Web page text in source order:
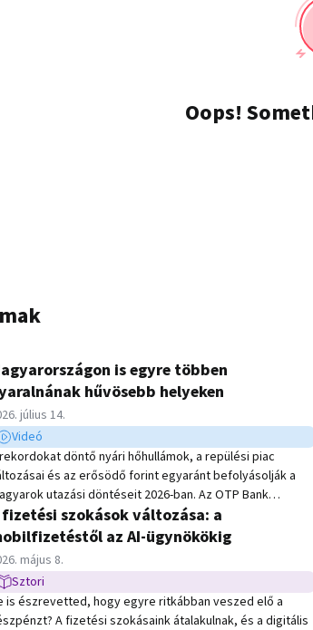
is egyre többen
hűvösebb helyeken
július 14.
Videótípusú hír
döntő nyári hőhullámok, a repülési piac
és az erősödő forint egyaránt befolyásolják a
utazási döntéseit 2026-ban. Az OTP Bank
legújabb adásában Sigmond Árpád és Hermann
az Mfor.hu vezető szerkesztője beszélgetett
Judittal, az OTP Travel ügyvezetőjével. A
középpontjában az idei nyári utazási trendek,
keleti geopolitikai események, a legnépszerűbb úti
valamint a repülőjegyárak alakulása állt.
fizetési szokások változása: a
az AI‑ügynökökig
május 8.
Sztoritípusú hír
is észrevetted, hogy egyre ritkábban veszed elő a
A fizetési szokásaink átalakulnak, és a digitális